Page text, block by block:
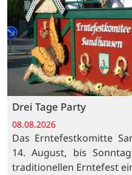
Drei Tage Party
08.08.2026
Das Erntefestkomitte
14. August, bis
traditionellen Erntefest